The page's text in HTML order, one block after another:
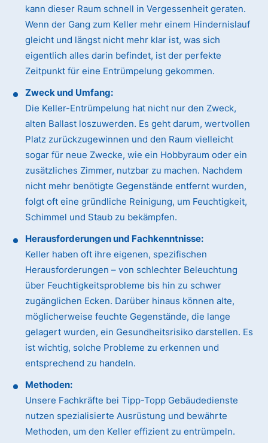
kann dieser Raum schnell in Vergessenheit geraten.
Wenn der Gang zum Keller mehr einem Hindernislauf
gleicht und längst nicht mehr klar ist, was sich
eigentlich alles darin befindet, ist der perfekte
Zeitpunkt für eine Entrümpelung gekommen.
Zweck und Umfang:
Die Keller-Entrümpelung hat nicht nur den Zweck,
alten Ballast loszuwerden. Es geht darum, wertvollen
Platz zurückzugewinnen und den Raum vielleicht
sogar für neue Zwecke, wie ein Hobbyraum oder ein
zusätzliches Zimmer, nutzbar zu machen. Nachdem
nicht mehr benötigte Gegenstände entfernt wurden,
folgt oft eine gründliche Reinigung, um Feuchtigkeit,
Schimmel und Staub zu bekämpfen.
Herausforderungen und Fachkenntnisse:
Keller haben oft ihre eigenen, spezifischen
Herausforderungen – von schlechter Beleuchtung
über Feuchtigkeitsprobleme bis hin zu schwer
zugänglichen Ecken. Darüber hinaus können alte,
möglicherweise feuchte Gegenstände, die lange
gelagert wurden, ein Gesundheitsrisiko darstellen. Es
ist wichtig, solche Probleme zu erkennen und
entsprechend zu handeln.
Methoden:
Unsere Fachkräfte bei Tipp-Topp Gebäudedienste
nutzen spezialisierte Ausrüstung und bewährte
Methoden, um den Keller effizient zu entrümpeln.